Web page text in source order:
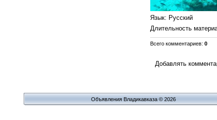
Язык: Русский
Длительность
Всего комментариев: 0
Добавлять
Объявления Владикавказа © 2026